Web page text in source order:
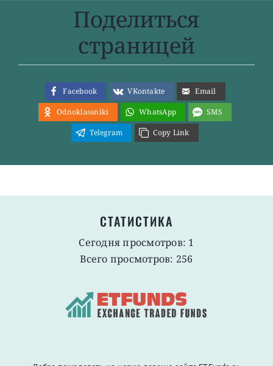
Поделиться
страницей
Facebook VKontakte
Email
Odnoklassniki
WhatsApp
SMS
Telegram
Copy Link
СТАТИСТИКА
Сегодня просмотров: 1
Всего просмотров: 256